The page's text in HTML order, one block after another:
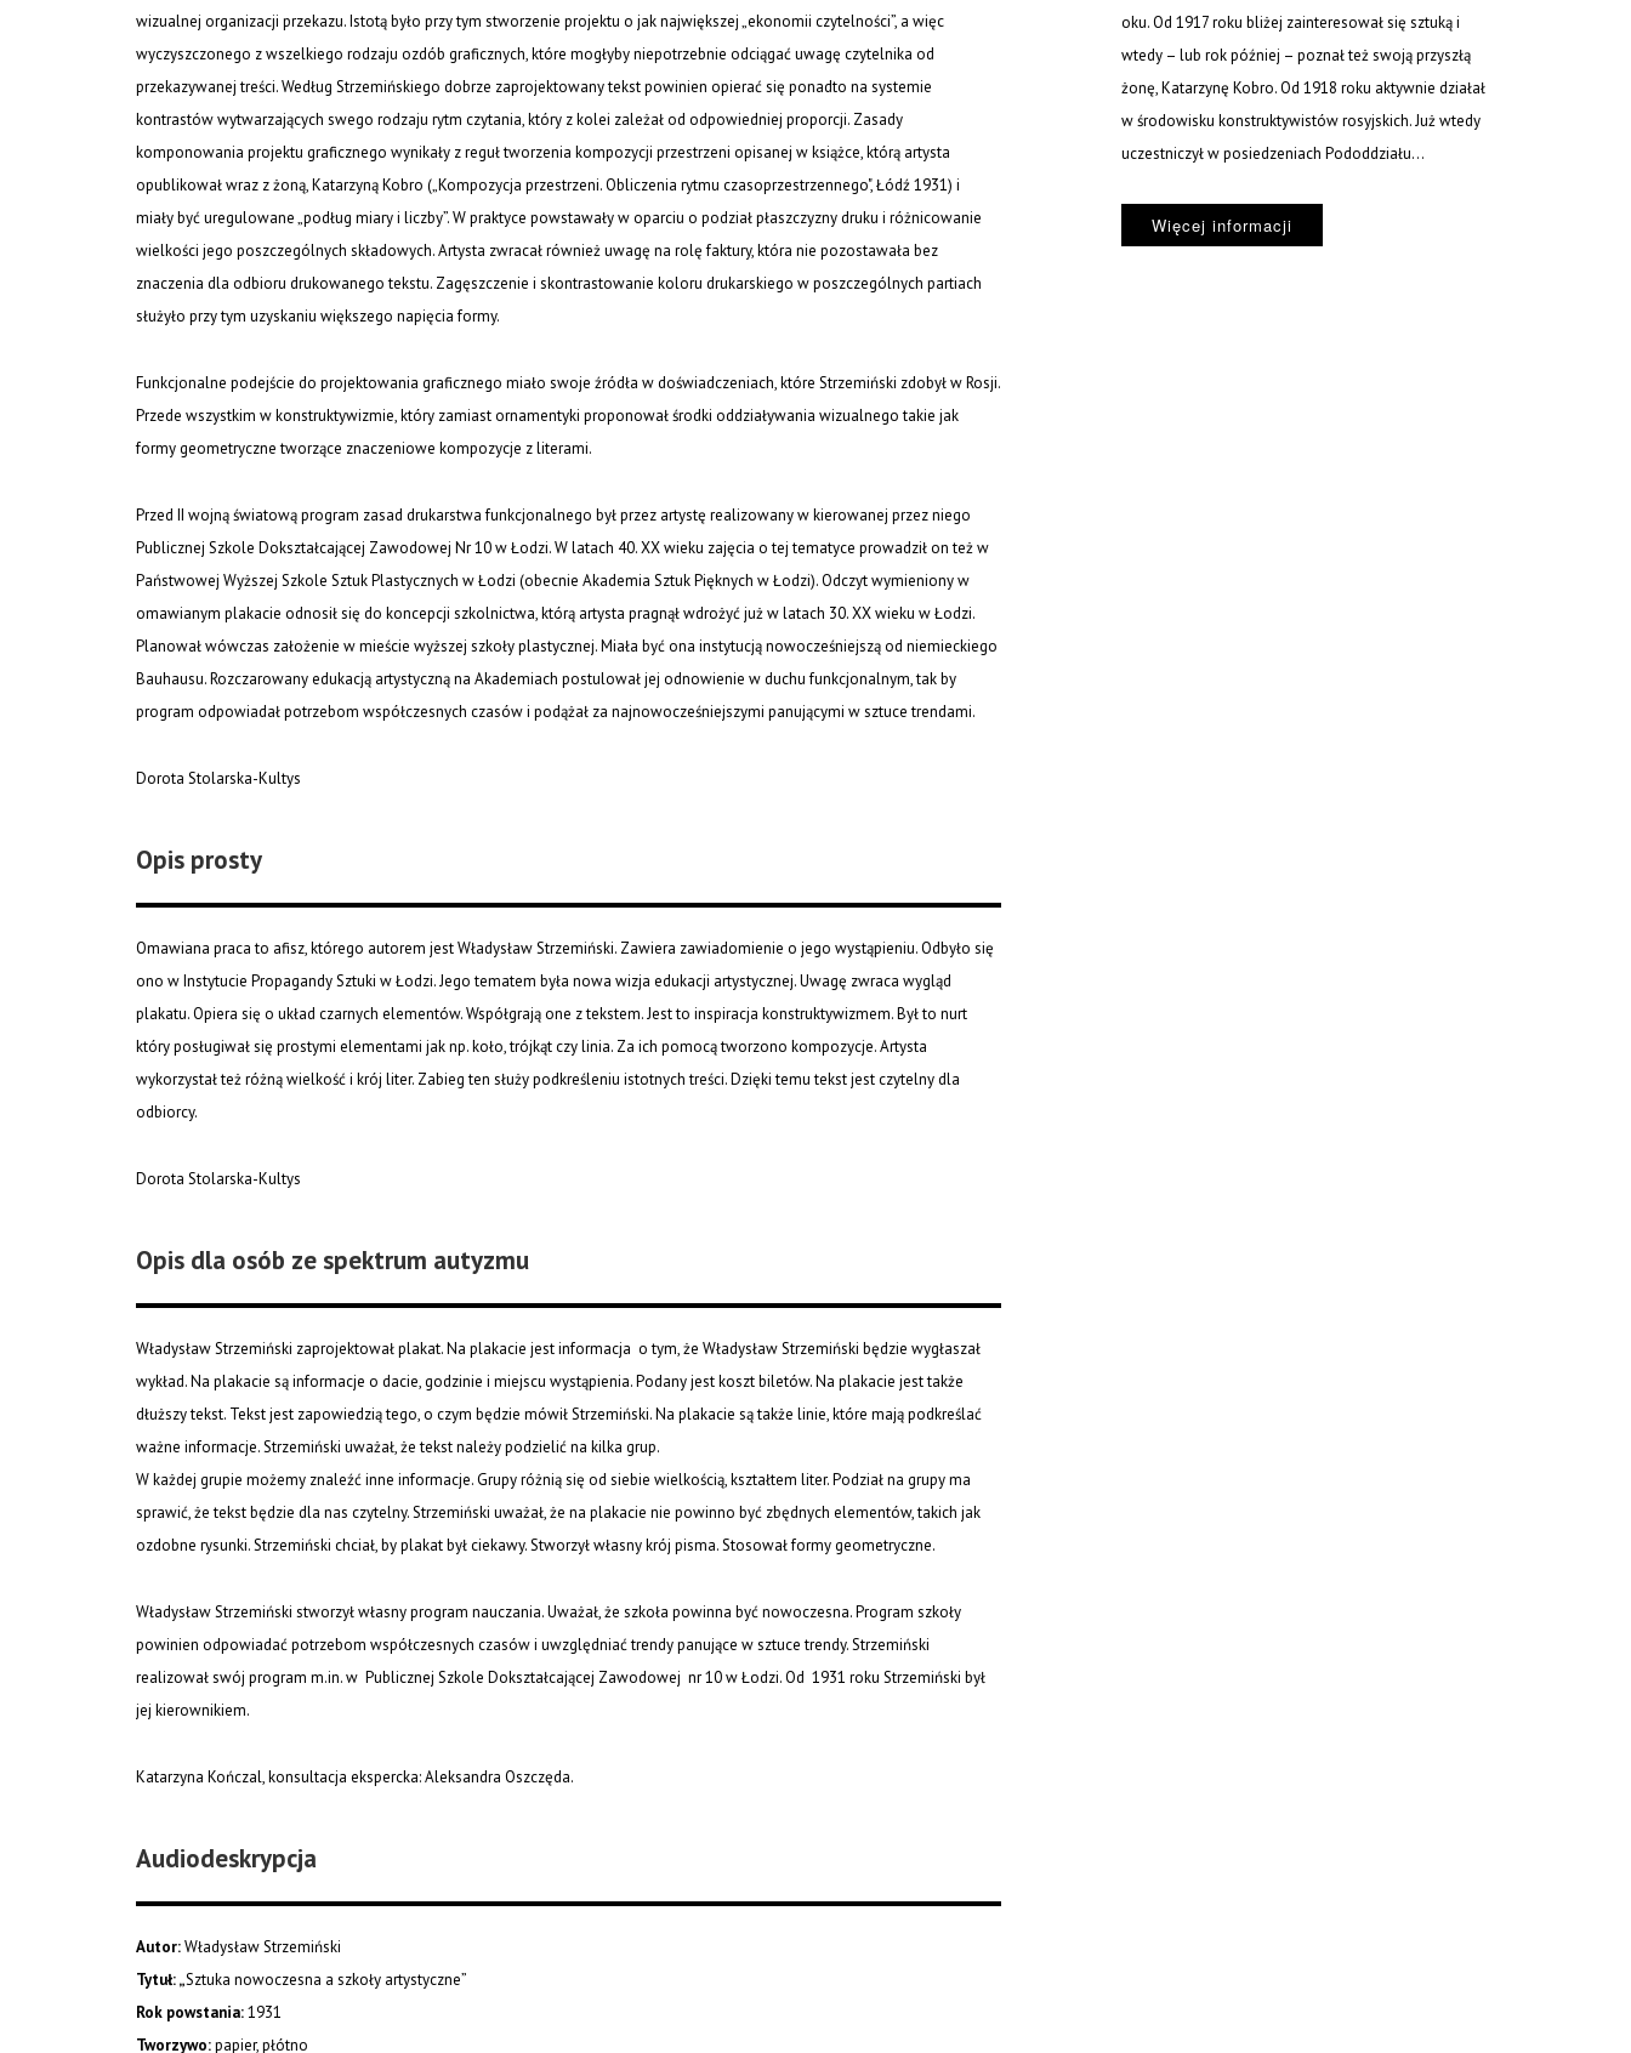
wizualnej organizacji przekazu. Istotą było przy tym stworzenie projektu o jak największej „ekonomii czytelności”, a więc
wyczyszczonego z wszelkiego rodzaju ozdób graficznych, które mogłyby niepotrzebnie odciągać uwagę czytelnika od
przekazywanej treści. Według Strzemińskiego dobrze zaprojektowany tekst powinien opierać się ponadto na systemie
kontrastów wytwarzających swego rodzaju rytm czytania, który z kolei zależał od odpowiedniej proporcji. Zasady
komponowania projektu graficznego wynikały z reguł tworzenia kompozycji przestrzeni opisanej w książce, którą artysta
opublikował wraz z żoną, Katarzyną Kobro („Kompozycja przestrzeni. Obliczenia rytmu czasoprzestrzennego", Łódź 1931) i
miały być uregulowane „podług miary i liczby”. W praktyce powstawały w oparciu o podział płaszczyzny druku i różnicowanie
wielkości jego poszczególnych składowych. Artysta zwracał również uwagę na rolę faktury, która nie pozostawała bez
znaczenia dla odbioru drukowanego tekstu. Zagęszczenie i skontrastowanie koloru drukarskiego w poszczególnych partiach
służyło przy tym uzyskaniu większego napięcia formy.
Funkcjonalne podejście do projektowania graficznego miało swoje źródła w doświadczeniach, które Strzemiński zdobył w Rosji.
Przede wszystkim w konstruktywizmie, który zamiast ornamentyki proponował środki oddziaływania wizualnego takie jak
formy geometryczne tworzące znaczeniowe kompozycje z literami.
Przed II wojną światową program zasad drukarstwa funkcjonalnego był przez artystę realizowany w kierowanej przez niego
Publicznej Szkole Dokształcającej Zawodowej Nr 10 w Łodzi. W latach 40. XX wieku zajęcia o tej tematyce prowadził on też w
Państwowej Wyższej Szkole Sztuk Plastycznych w Łodzi (obecnie Akademia Sztuk Pięknych w Łodzi). Odczyt wymieniony w
omawianym plakacie odnosił się do koncepcji szkolnictwa, którą artysta pragnął wdrożyć już w latach 30. XX wieku w Łodzi.
Planował wówczas założenie w mieście wyższej szkoły plastycznej. Miała być ona instytucją nowocześniejszą od niemieckiego
Bauhausu. Rozczarowany edukacją artystyczną na Akademiach postulował jej odnowienie w duchu funkcjonalnym, tak by
program odpowiadał potrzebom współczesnych czasów i podążał za najnowocześniejszymi panującymi w sztuce trendami.
Dorota Stolarska-Kultys
Opis prosty
Omawiana praca to afisz, którego autorem jest Władysław Strzemiński. Zawiera zawiadomienie o jego wystąpieniu. Odbyło się
ono w Instytucie Propagandy Sztuki w Łodzi. Jego tematem była nowa wizja edukacji artystycznej. Uwagę zwraca wygląd
plakatu. Opiera się o układ czarnych elementów. Współgrają one z tekstem. Jest to inspiracja konstruktywizmem. Był to nurt
który posługiwał się prostymi elementami jak np. koło, trójkąt czy linia. Za ich pomocą tworzono kompozycje. Artysta
wykorzystał też różną wielkość i krój liter. Zabieg ten służy podkreśleniu istotnych treści. Dzięki temu tekst jest czytelny dla
odbiorcy.
Dorota Stolarska-Kultys
Opis dla osób ze spektrum autyzmu
Władysław Strzemiński zaprojektował plakat. Na plakacie jest informacja o tym, że Władysław Strzemiński będzie wygłaszał
wykład. Na plakacie są informacje o dacie, godzinie i miejscu wystąpienia. Podany jest koszt biletów. Na plakacie jest także
dłuższy tekst. Tekst jest zapowiedzią tego, o czym będzie mówił Strzemiński. Na plakacie są także linie, które mają podkreślać
ważne informacje. Strzemiński uważał, że tekst należy podzielić na kilka grup.
W każdej grupie możemy znaleźć inne informacje. Grupy różnią się od siebie wielkością, kształtem liter. Podział na grupy ma
sprawić, że tekst będzie dla nas czytelny. Strzemiński uważał, że na plakacie nie powinno być zbędnych elementów, takich jak
ozdobne rysunki. Strzemiński chciał, by plakat był ciekawy. Stworzył własny krój pisma. Stosował formy geometryczne.
Władysław Strzemiński stworzył własny program nauczania. Uważał, że szkoła powinna być nowoczesna. Program szkoły
powinien odpowiadać potrzebom współczesnych czasów i uwzględniać trendy panujące w sztuce trendy. Strzemiński
realizował swój program m.in. w Publicznej Szkole Dokształcającej Zawodowej nr 10 w Łodzi. Od 1931 roku Strzemiński był
jej kierownikiem.
Katarzyna Kończal, konsultacja ekspercka: Aleksandra Oszczęda.
Audiodeskrypcja
Autor:Władysław Strzemiński
Tytuł: „Sztuka nowoczesna a szkoły artystyczne”
Rok powstania:1931
Tworzywo:papier, płótno
oku. Od 1917 roku bliżej zainteresował się sztuką i
wtedy – lub rok później – poznał też swoją przyszłą
żonę, Katarzynę Kobro. Od 1918 roku aktywnie działał
w środowisku konstruktywistów rosyjskich. Już wtedy
uczestniczył w posiedzeniach Pododdziału...
Więcej informacji